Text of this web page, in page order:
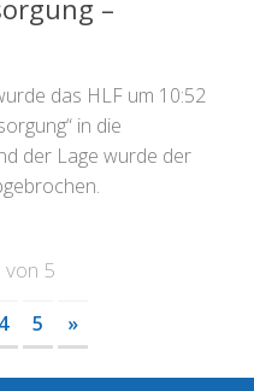
–
das HLF um 10:52
in die
der Lage wurde der
von 5
4 5 »